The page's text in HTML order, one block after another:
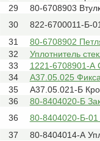
29
80-6708903
30
822-6700011-Б-
31
80-6708902
32
Уплотнитель
33
1221-6708901-А
34
А37.05.025
35
А37.05.021-Б
36
80-8404020-Б
36
80-8404020-Б-
37
80-8404014-А